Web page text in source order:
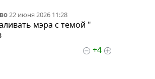
22 июня 2026 11:28
мэра с темой "
+4